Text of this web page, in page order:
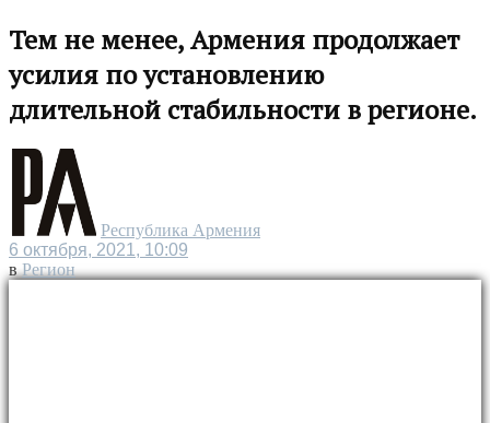
Тем не менее, Армения продолжает
усилия по установлению
длительной стабильности в регионе.
Республика Армения
6 октября, 2021, 10:09
в Регион